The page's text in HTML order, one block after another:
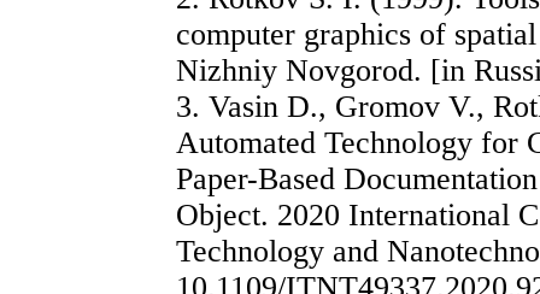
computer graphics of
Nizhniy Novgorod. [in
3. Vasin D., Gromov V.,
Automated Technology for
Paper-Based
Object. 2020 International
Technology and